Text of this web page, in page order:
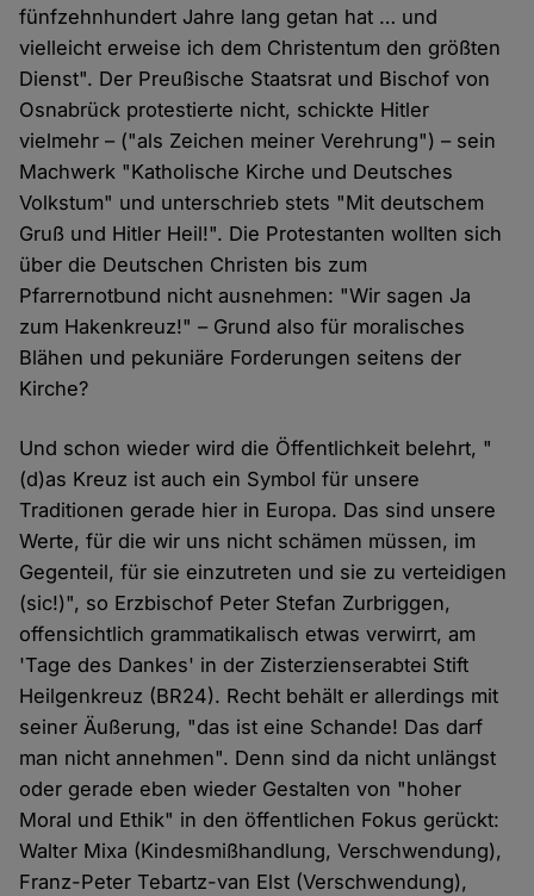
fünfzehnhundert Jahre lang getan hat … und
vielleicht erweise ich dem Christentum den größten
Dienst". Der Preußische Staatsrat und Bischof von
Osnabrück protestierte nicht, schickte Hitler
vielmehr – ("als Zeichen meiner Verehrung") – sein
Machwerk "Katholische Kirche und Deutsches
Volkstum" und unterschrieb stets "Mit deutschem
Gruß und Hitler Heil!". Die Protestanten wollten sich
über die Deutschen Christen bis zum
Pfarrernotbund nicht ausnehmen: "Wir sagen Ja
zum Hakenkreuz!" – Grund also für moralisches
Blähen und pekuniäre Forderungen seitens der
Kirche?
Und schon wieder wird die Öffentlichkeit belehrt, "
(d)as Kreuz ist auch ein Symbol für unsere
Traditionen gerade hier in Europa. Das sind unsere
Werte, für die wir uns nicht schämen müssen, im
Gegenteil, für sie einzutreten und sie zu verteidigen
(sic!)", so Erzbischof Peter Stefan Zurbriggen,
offensichtlich grammatikalisch etwas verwirrt, am
'Tage des Dankes' in der Zisterzienserabtei Stift
Heilgenkreuz (BR24). Recht behält er allerdings mit
seiner Äußerung, "das ist eine Schande! Das darf
man nicht annehmen". Denn sind da nicht unlängst
oder gerade eben wieder Gestalten von "hoher
Moral und Ethik" in den öffentlichen Fokus gerückt:
Walter Mixa (Kindesmißhandlung, Verschwendung),
Franz-Peter Tebartz-van Elst (Verschwendung),